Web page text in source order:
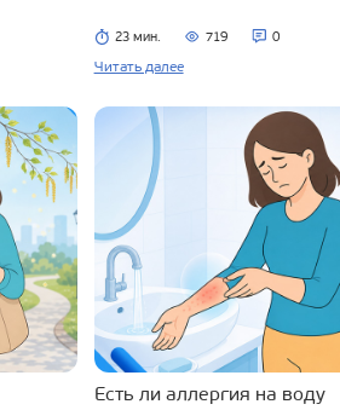
23 мин. 719 0
Читать далее
Есть ли аллергия на воду